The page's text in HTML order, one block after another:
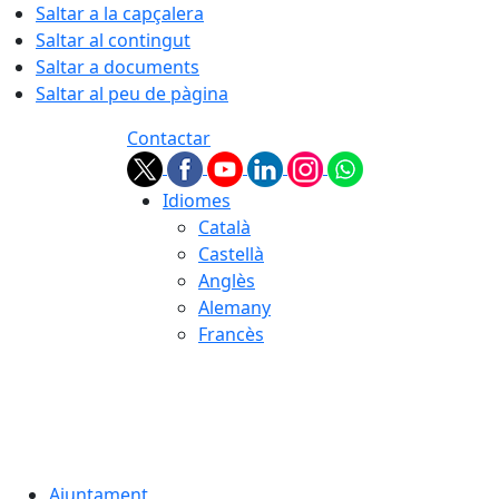
Saltar a la capçalera
Saltar al contingut
Saltar a documents
Saltar al peu de pàgina
Contactar
Idiomes
Català
Castellà
Anglès
Alemany
Francès